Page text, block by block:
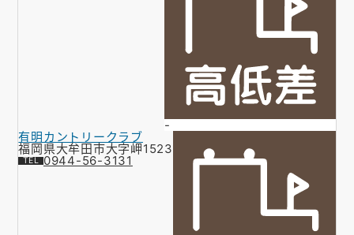
-
有明カントリークラブ
福岡県大牟田市大字岬1523
0944-56-3131